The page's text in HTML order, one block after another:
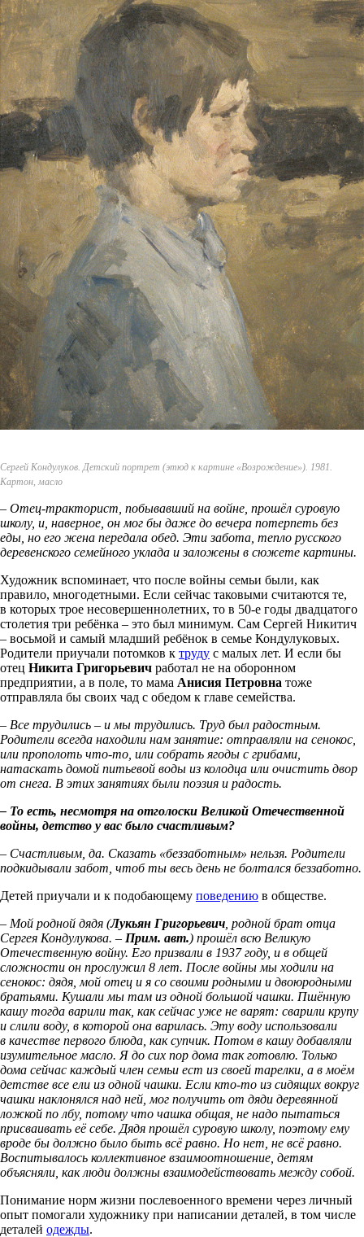
Сергей Кондулуков. Детский портрет (этюд к картине «Возрождение»). 1981.
Картон, масло
– Отец-тракторист, побывавший на войне, прошёл суровую
школу, и, наверное, он мог бы даже до вечера потерпеть без
еды, но его жена передала обед. Эти забота, тепло русского
деревенского семейного уклада и заложены в сюжете картины.
Художник вспоминает, что после войны семьи были, как
правило, многодетными. Если сейчас таковыми считаются те,
в которых трое несовершеннолетних, то в 50-е годы двадцатого
столетия три ребёнка – это был минимум. Сам Сергей Никитич
– восьмой и самый младший ребёнок в семье Кондулуковых.
Родители приучали потомков к труду с малых лет. И если бы
отец Никита Григорьевич работал не на оборонном
предприятии, а в поле, то мама Анисия Петровна тоже
отправляла бы своих чад с обедом к главе семейства.
– Все трудились – и мы трудились. Труд был радостным.
Родители всегда находили нам занятие: отправляли на сенокос,
или прополоть что-то, или собрать ягоды с грибами,
натаскать домой питьевой воды из колодца или очистить двор
от снега. В этих занятиях были поэзия и радость.
– То есть, несмотря на отголоски Великой Отечественной
войны, детство у вас было счастливым?
– Счастливым, да. Сказать «беззаботным» нельзя. Родители
подкидывали забот, чтоб ты весь день не болтался беззаботно.
Детей приучали и к подобающему поведению в обществе.
– Мой родной дядя (Лукьян Григорьевич , родной брат отца
Сергея Кондулукова. – Прим. авт.) прошёл всю Великую
Отечественную войну. Его призвали в 1937 году, и в общей
сложности он прослужил 8 лет. После войны мы ходили на
сенокос: дядя, мой отец и я со своими родными и двоюродными
братьями. Кушали мы там из одной большой чашки. Пшённую
кашу тогда варили так, как сейчас уже не варят: сварили крупу
и слили воду, в которой она варилась. Эту воду использовали
в качестве первого блюда, как супчик. Потом в кашу добавляли
изумительное масло. Я до сих пор дома так готовлю. Только
дома сейчас каждый член семьи ест из своей тарелки, а в моём
детстве все ели из одной чашки. Если кто-то из сидящих вокруг
чашки наклонялся над ней, мог получить от дяди деревянной
ложкой по лбу, потому что чашка общая, не надо пытаться
присваивать её себе. Дядя прошёл суровую школу, поэтому ему
вроде бы должно было быть всё равно. Но нет, не всё равно.
Воспитывалось коллективное взаимоотношение, детям
объясняли, как люди должны взаимодействовать между собой.
Понимание норм жизни послевоенного времени через личный
опыт помогали художнику при написании деталей, в том числе
деталей одежды.